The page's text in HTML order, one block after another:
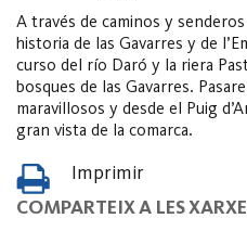
A través de caminos y
historia de las Gavarres y de
curso del río Daró y la riera
bosques de las Gavarres.
maravillosos y desde el Puig
gran vista de la comarca.
Imprimir
COMPARTEIX A LES